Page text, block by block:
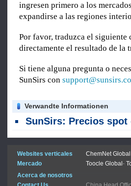
ingresen primero a los
expandirse a las regiones
Por favor, traduzca el siguiente
directamente el resultado de la
Si tiene alguna pregunta o
SunSirs con
Verwandte Informationen
SunSirs: Precios spot de
Websites verticales ChemNet Global
Mercado
Toocle Global -
Acerca de nosotros